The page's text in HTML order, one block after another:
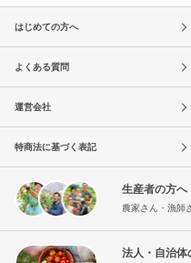
はじめての方へ
よくある質問
運営会社
特商法に基づく表記
生産者の方へ
農家さん・漁師
法人・自治体